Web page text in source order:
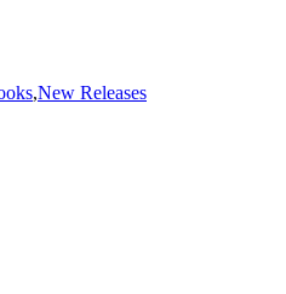
,New Releases